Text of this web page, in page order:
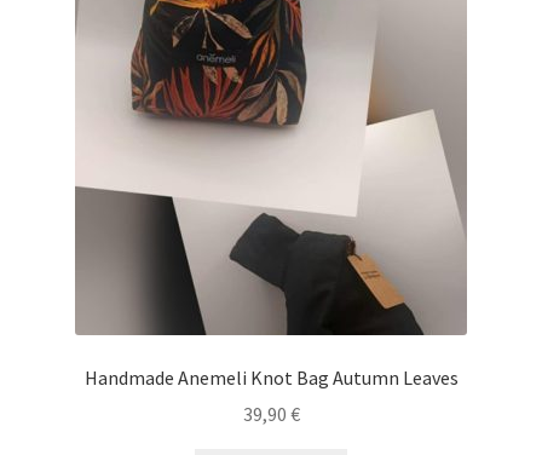
Handmade Anemeli Knot Bag Autumn Leaves
39,90 €